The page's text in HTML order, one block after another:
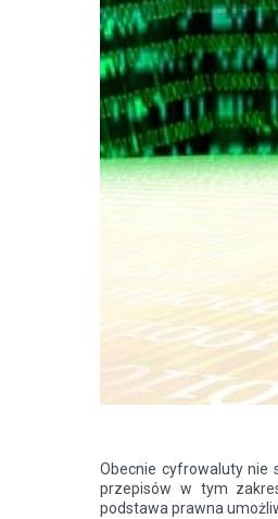
Obecnie cyfrowaluty nie
przepisów w tym
podstawa prawna